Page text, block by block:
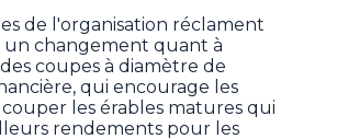
de l'organisation réclament
changement quant à
des coupes à diamètre de
qui encourage les
les érables matures qui
rendements pour les